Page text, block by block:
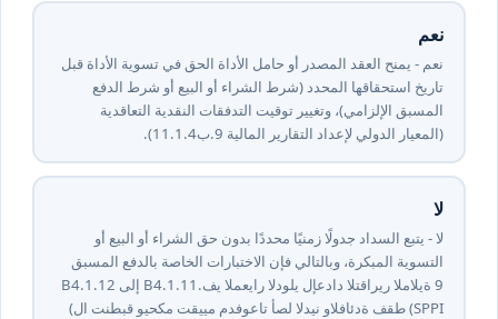
نعم
نعم - يمنح العقد المصدر أو حامل الأداة الحق في تسوية الأداة قبل
تاريخ استحقاقها المحدد (شرط الشراء أو البيع أو شرط الدفع
المسبق الإلزامي)، وتغيير توقيت التدفقات النقدية التعاقدية
(المعيار الدولي لإعداد التقارير المالية ⁦9⁩.ب⁦4⁩.⁦1⁩.⁦11⁩).
لا
لا - يتبع السداد جدولًا زمنيًا محددًا بدون حق الشراء أو البيع أو
التسوية المبكرة، وبالتالي فإن الاختبارات الخاصة بالدفع المسبق
لا تنطبق ويحكم تقييم مدفوعات أصل الدين والفائدة فقط (⁦SPPI⁩)